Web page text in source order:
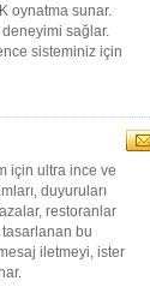
oynatma sunar.
sağlar.
sisteminiz için
için ultra ince ve
duyuruları
restoranlar
bu
iletmeyi, ister